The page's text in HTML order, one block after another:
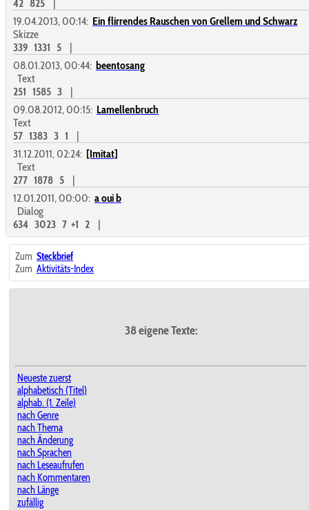
42 825
|
19.04.2013, 00:14: Ein flirrendes Rauschen von Grellem und Schwarz
Skizze
339 1331 5
|
08.01.2013, 00:44: beentosang
Text
251 1585 3
|
09.08.2012, 00:15: Lamellenbruch
Text
57 1383 3 1
|
31.12.2011, 02:24: [Imitat]
Text
277 1878 5
|
12.01.2011, 00:00: a oui b
Dialog
634 3023 7 +1 2 |
Zum Steckbrief
Zum Aktivitäts-Index
38 eigene Texte:
Neueste zuerst
alphabetisch (Titel)
alphab. (1. Zeile)
nach Genre
nach Thema
nach Änderung
nach Sprachen
nach Leseaufrufen
nach Kommentaren
nach Länge
zufällig